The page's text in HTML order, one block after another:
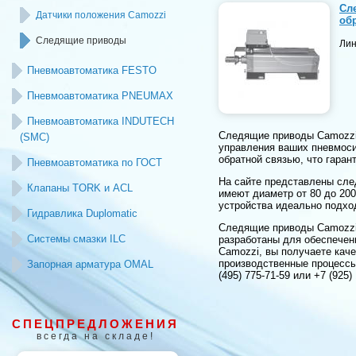
Датчики положения Camozzi
Следящие приводы
Пневмоавтоматика FESTO
Пневмоавтоматика PNEUMAX
Пневмоавтоматика INDUTECH
(SMC)
Пневмоавтоматика по ГОСТ
Клапаны TORK и ACL
Гидравлика Duplomatic
Системы смазки ILC
Запорная арматура OMAL
СПЕЦПРЕДЛОЖЕНИЯ
всегда на складе!
Следящие приводы Camozzi
управления ваших
обратной связью, что
На сайте представлены
имеют диаметр от 80 до
устройства идеально
Следящие приводы
разработаны для
Camozzi, вы получаете
производственные
(495) 775-71-59 или +7 (925)